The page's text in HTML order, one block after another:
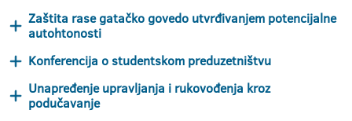
Zaštita rase gatačko govedo utvrđivanjem potencijalne
autohtonosti
Konferencija o studentskom preduzetništvu
Unapređenje upravljanja i rukovođenja kroz
podučavanje